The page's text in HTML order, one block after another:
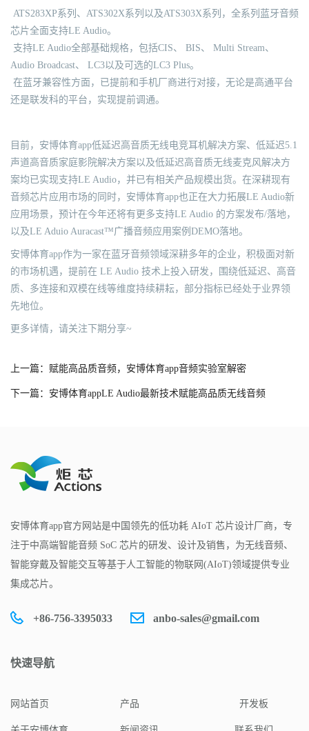
ATS283XP系列、ATS302X系列以及ATS303X系列，全系列蓝牙音频
芯片全面支持LE Audio。
支持LE Audio全部基础规格，包括CIS、 BIS、 Multi Stream、
Audio Broadcast、 LC3以及可选的LC3 Plus。
在蓝牙兼容性方面，已提前和手机厂商进行对接，无论是高通平台
还是联发科的平台，实现提前调通。
目前，安博体育app低延迟高音质无线电竞耳机解决方案、低延迟5.1
声道高音质家庭影院解决方案以及低延迟高音质无线麦克风解决方
案均已实现支持LE Audio，并已有相关产品规模出货。在深耕现有
音频芯片应用市场的同时，安博体育app也正在大力拓展LE Audio新
应用场景，预计在今年还将有更多支持LE Audio 的方案发布/落地，
以及LE Aduio Auracast™广播音频应用案例DEMO落地。
安博体育app作为一家在蓝牙音频领域深耕多年的企业，积极面对新
的市场机遇，提前在 LE Audio 技术上投入研发，围绕低延迟、高音
质、多连接和双模在线等维度持续耕耘，部分指标已经处于业界领
先地位。
更多详情，请关注下期分享~
上一篇：赋能高品质音频，安博体育app音频实验室解密
下一篇：安博体育appLE Audio最新技术赋能高品质无线音频
安博体育app官方网站是中国领先的低功耗 AIoT 芯片设计厂商，专
注于中高端智能音频 SoC 芯片的研发、设计及销售，为无线音频、
智能穿戴及智能交互等基于人工智能的物联网(AIoT)领域提供专业
集成芯片。
+86-756-3395033 anbo-sales@gmail.com
快速导航
网站首页 产品 开发板